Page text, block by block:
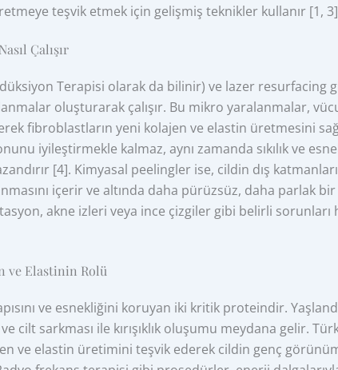
teşvik etmek için gelişmiş teknikler kullanır [1,
Çalışır
Terapisi olarak da bilinir) ve lazer resurfacing
oluşturarak çalışır. Bu mikro yaralanmalar,
fibroblastların yeni kolajen ve elastin üretmesini
iyileştirmekle kalmaz, aynı zamanda sıkılık ve
[4]. Kimyasal peelingler ise, cildin dış
içerir ve altında daha pürüzsüz, daha parlak
akne izleri veya ince çizgiler gibi belirli sorunları
ve Elastinin Rolü
ve esnekliğini koruyan iki kritik proteindir.
cilt sarkması ile kırışıklık oluşumu meydana gelir.
ve elastin üretimini teşvik ederek cildin genç